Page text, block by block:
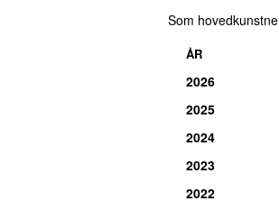
Som
ÅR
2026
2025
2024
2023
2022